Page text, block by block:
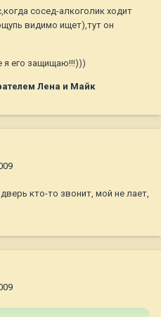
сосед-алкоголик ходит
видимо ищет),тут он
я его защищаю!!!)))
Лена и Майк
кто-то звонит, мой не лает,